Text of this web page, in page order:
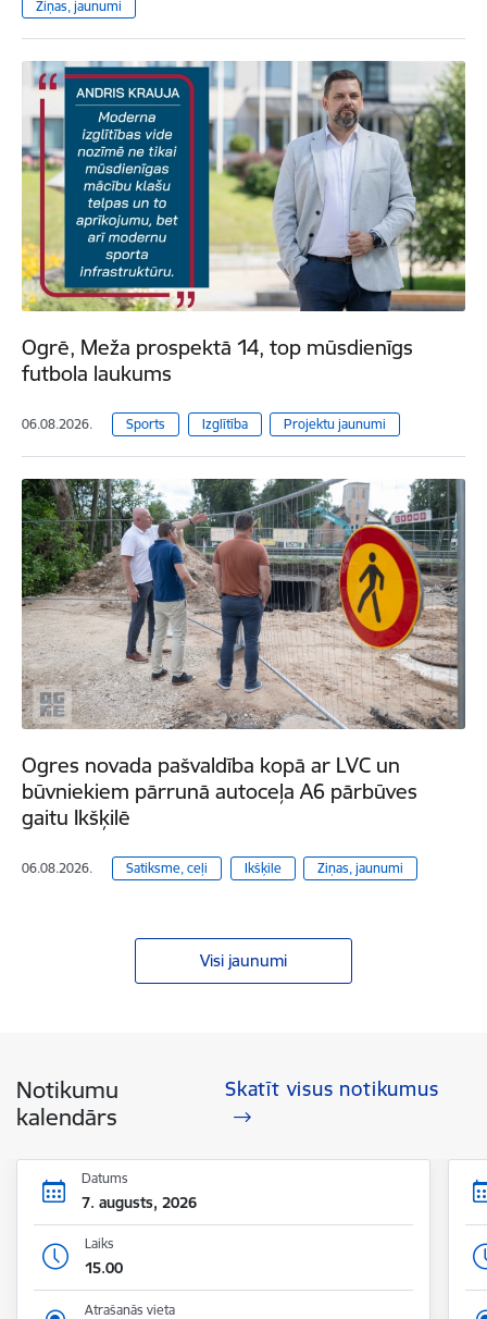
Ziņas, jaunumi
Ogrē, Meža prospektā 14, top mūsdienīgs
futbola laukums
06.08.2026. Sports Izglītība Projektu jaunumi
Ogres novada pašvaldība kopā ar LVC un
būvniekiem pārrunā autoceļa A6 pārbūves
gaitu Ikšķilē
06.08.2026. Satiksme, ceļi Ikšķile Ziņas, jaunumi
Visi jaunumi
Notikumu
kalendārs
Skatīt visus notikumus
Datums
7. augusts, 2026
Laiks
15.00
Atrašanās vieta